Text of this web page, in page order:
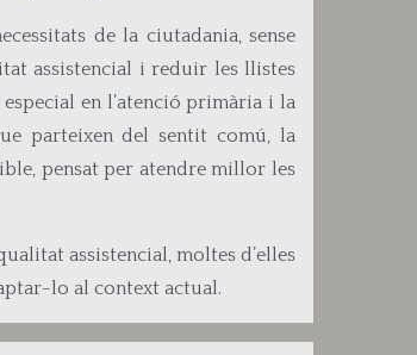
de la ciutadania, sense
assistencial i reduir les llistes
en l’atenció primària i la
parteixen del sentit comú, la
pensat per atendre millor les
assistencial, moltes d’elles
lo al context actual.